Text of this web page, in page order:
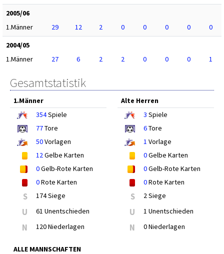
2005/06
1.Männer
29 12 2 0 0 0 0
0
2004/05
1.Männer
27 6 2 2 0 0 0 1
Gesamtstatistik
1.Männer
354Spiele
77Tore
50Vorlagen
12Gelbe Karten
0Gelb-Rote Karten
0Rote Karten
S 174 Siege
U 61 Unentschieden
N 120 Niederlagen
Alte Herren
3 Spiele
6Tore
1 Vorlage
0Gelbe Karten
0Gelb-Rote Karten
0Rote Karten
S 2 Siege
U 1 Unentschieden
N 0 Niederlagen
ALLE MANNSCHAFTEN